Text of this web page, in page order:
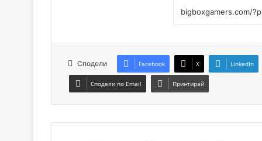
Сподели Facebook X LinkedIn
Сподели по Email Принтирай